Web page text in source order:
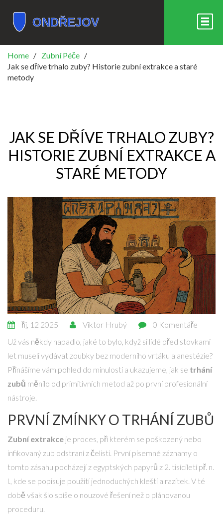
Home
Zubní Péče
Jak se dříve trhalo zuby? Historie zubní extrakce a staré
metody
JAK SE DŘÍVE TRHALO ZUBY?
HISTORIE ZUBNÍ EXTRAKCE A
STARÉ METODY
říj, 12 2025 Viktor Hrubý
0 Komentáře
Už vás někdy napadlo, jaké to bylo, když si lidé před stovkami
let museli vydávat zoubky bez moderního vrtáku a anestézie?
Přinášíme vám pohled do minulosti a ukazujeme, jak se trhání
zubů měnilo od primitivních metod až po první profesionální
nástroje.
PRVNÍ ZMÍNKY O TRHÁNÍ ZUBŮ
Zubní extrakce je proces, při kterém se poškozený nebo
infikovaný zub odstraní z čelisti. První písemné záznamy o
tomto zásahu pocházejí z egyptských papyrů z 2. tisíciletí př. n.
l., kde se popisuje použití jednoduchých kleští a razítek. V té
době však šlo spíše o nouzové řešení než o plánovanou
proceduru.